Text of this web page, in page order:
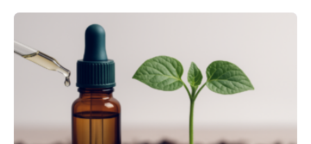
Region Kachin in Myanmar und hat sich in
ausgezeichnetem Zustand erhalten. Es konnte als neue
Art einer neuen Gattung beschrieben werden und trägt
nun den Namen Cretosabethes primaevus. Dieser erste
fossile Nachweis einer Stechmückenlarve in Bernstein
stellt gleichzeitig den ersten Fossilfund einer
Mückenlarve aus dem Mesozoikum dar, denn…